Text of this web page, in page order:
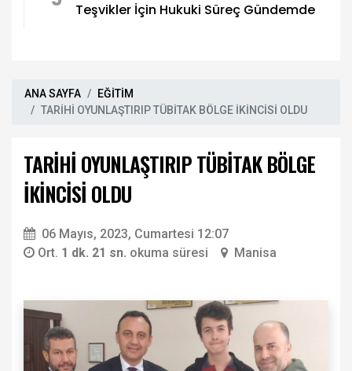
Teşvikler İçin Hukuki Süreç Gündemde
ANA SAYFA
EĞİTİM
TARİHİ OYUNLAŞTIRIP TÜBİTAK BÖLGE İKİNCİSİ OLDU
TARİHİ OYUNLAŞTIRIP TÜBİTAK BÖLGE
İKİNCİSİ OLDU
06 Mayıs, 2023, Cumartesi 12:07
Ort. 1 dk. 21 sn. okuma süresi Manisa